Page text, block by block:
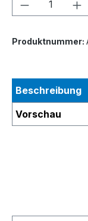
Produktnummer:
Beschreibung
Vorschau